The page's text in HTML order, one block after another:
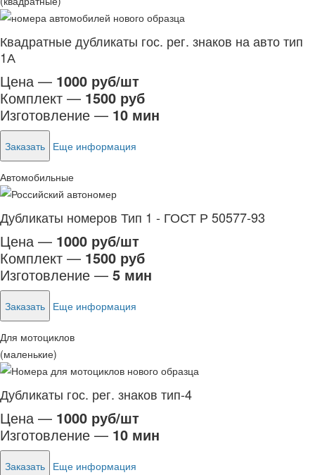
Квадратные дубликаты гос. рег. знаков на авто тип
1А
Цена — 1000 руб/шт
Комплект — 1500 руб
Изготовление — 10 мин
Заказать Еще информация
Автомобильные
Дубликаты номеров Тип 1 - ГОСТ Р 50577-93
Цена — 1000 руб/шт
Комплект — 1500 руб
Изготовление — 5 мин
Заказать Еще информация
Для мотоциклов
(маленькие)
Дубликаты гос. рег. знаков тип-4
Цена — 1000 руб/шт
Изготовление — 10 мин
Заказать Еще информация